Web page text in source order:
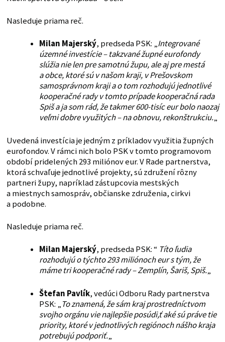
Nasleduje priama reč.
Milan Majerský, predseda PSK: „Integrované
územné investície – takzvané župné eurofondy
slúžia nie len pre samotnú župu, ale aj pre mestá
a obce, ktoré sú v našom kraji, v Prešovskom
samosprávnom kraji a o tom rozhodujú jednotlivé
kooperačné rady v tomto prípade kooperačná rada
Spiš a ja som rád, že takmer 600-tisíc eur bolo naozaj
veľmi dobre využitých – na obnovu, rekonštrukciu.„
Uvedená investícia je jedným z príkladov využitia župných
eurofondov. V rámci nich bolo PSK v tomto programovom
období pridelených 293 miliónov eur. V Rade partnerstva,
ktorá schvaľuje jednotlivé projekty, sú združení rôzny
partneri župy, napríklad zástupcovia mestských
a miestnych samospráv, občianske združenia, cirkvi
a podobne.
Nasleduje priama reč.
Milan Majerský, predseda PSK: “ Títo ľudia
rozhodujú o týchto 293 miliónoch eur s tým, že
máme tri kooperačné rady – Zemplín, Šariš, Spiš.„
Štefan Pavlík, vedúci Odboru Rady partnerstva
PSK: „To znamená, že sám kraj prostredníctvom
svojho orgánu vie najlepšie posúdi,ť aké sú práve tie
priority, ktoré v jednotlivých regiónoch nášho kraja
potrebujú podporiť.„